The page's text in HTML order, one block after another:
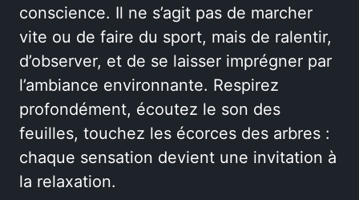
conscience. Il ne s’agit pas de marcher
vite ou de faire du sport, mais de ralentir,
d’observer, et de se laisser imprégner par
l’ambiance environnante. Respirez
profondément, écoutez le son des
feuilles, touchez les écorces des arbres :
chaque sensation devient une invitation à
la relaxation.